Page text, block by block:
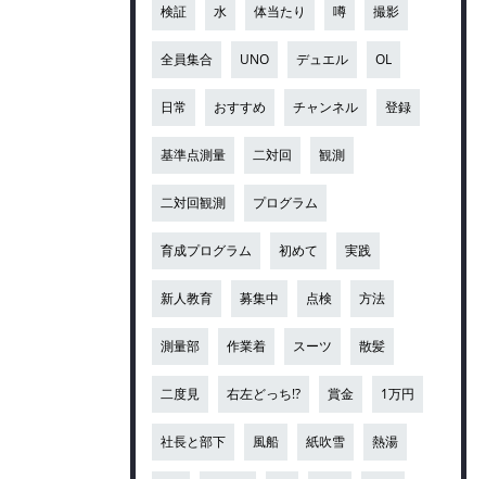
検証 水 体当たり 噂 撮影
全員集合 UNO デュエル OL
日常 おすすめ チャンネル 登録
基準点測量 二対回 観測
二対回観測 プログラム
育成プログラム 初めて 実践
新人教育 募集中 点検 方法
測量部 作業着 スーツ 散髪
二度見 右左どっち!? 賞金 1万円
社長と部下 風船 紙吹雪 熱湯